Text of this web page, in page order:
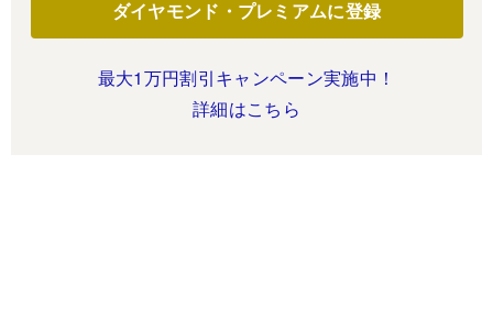
ダイヤモンド・プレミアムに登録
最大1万円割引キャンペーン実施中！
詳細はこちら